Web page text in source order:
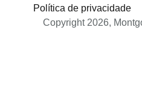
Política de privacidade
Copyright 2026,